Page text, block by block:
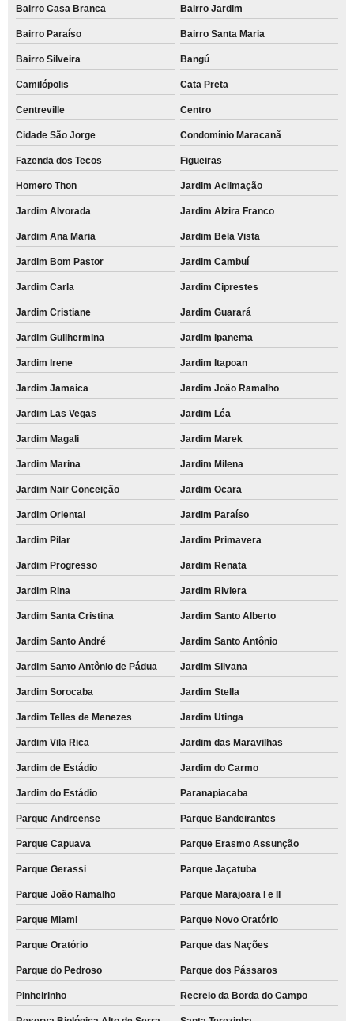
Bairro Casa Branca Bairro Jardim
Bairro Paraíso Bairro Santa Maria
Bairro Silveira Bangú
Camilópolis Cata Preta
Centreville Centro
Cidade São Jorge Condomínio Maracanã
Fazenda dos Tecos Figueiras
Homero Thon Jardim Aclimação
Jardim Alvorada Jardim Alzira Franco
Jardim Ana Maria Jardim Bela Vista
Jardim Bom Pastor Jardim Cambuí
Jardim Carla Jardim Ciprestes
Jardim Cristiane Jardim Guarará
Jardim Guilhermina Jardim Ipanema
Jardim Irene Jardim Itapoan
Jardim Jamaica Jardim João Ramalho
Jardim Las Vegas Jardim Léa
Jardim Magali Jardim Marek
Jardim Marina Jardim Milena
Jardim Nair Conceição Jardim Ocara
Jardim Oriental Jardim Paraíso
Jardim Pilar Jardim Primavera
Jardim Progresso Jardim Renata
Jardim Rina Jardim Riviera
Jardim Santa Cristina Jardim Santo Alberto
Jardim Santo André Jardim Santo Antônio
Jardim Santo Antônio de Pádua Jardim Silvana
Jardim Sorocaba Jardim Stella
Jardim Telles de Menezes Jardim Utinga
Jardim Vila Rica Jardim das Maravilhas
Jardim de Estádio Jardim do Carmo
Jardim do Estádio Paranapiacaba
Parque Andreense Parque Bandeirantes
Parque Capuava Parque Erasmo Assunção
Parque Gerassi Parque Jaçatuba
Parque João Ramalho Parque Marajoara I e II
Parque Miami Parque Novo Oratório
Parque Oratório Parque das Nações
Parque do Pedroso Parque dos Pássaros
Pinheirinho Recreio da Borda do Campo